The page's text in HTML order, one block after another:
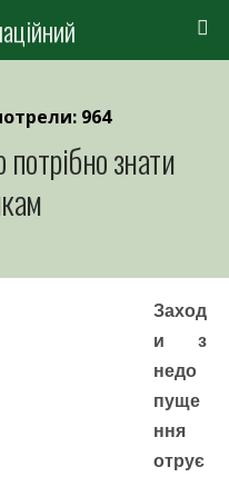
964
знати
Заход
и з
недо
пуще
ння
отрує